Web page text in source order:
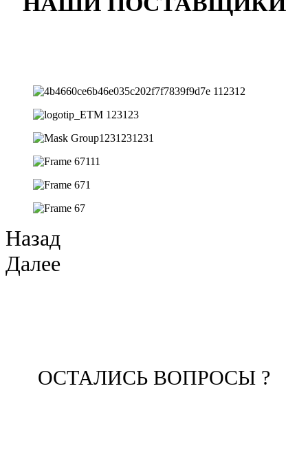
Назад
Далее
ОСТАЛИСЬ ВОПРОСЫ ?